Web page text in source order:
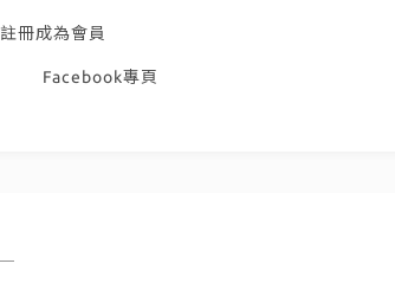
註冊成為會員
Facebook專頁